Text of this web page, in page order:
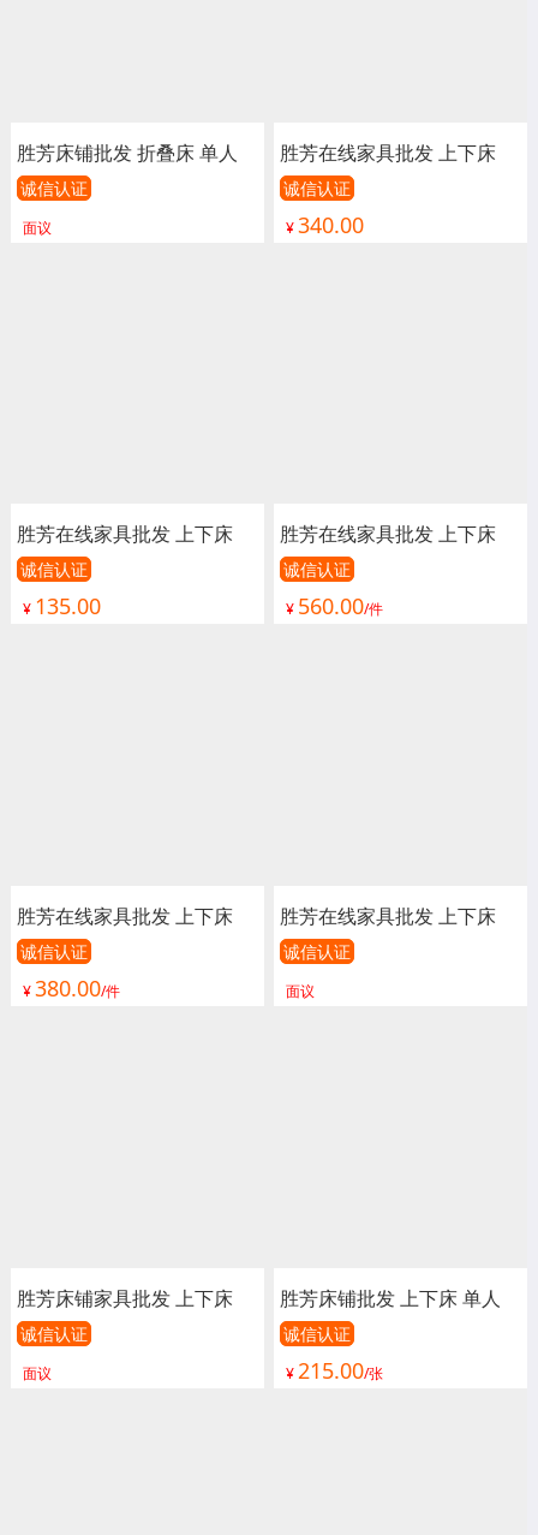
胜芳床铺批发 折叠床 单人
床 双人床 高低床 午休床 行
军床 简易床 铁质板床 板床
诚信认证
面议
胜芳在线家具批发 上下床
单人床 双人床 童床 公寓床
连体床 铁床 双层 上下铺 高
诚信认证
¥340.00
胜芳在线家具批发 上下床
单人床 双人床 童床 公寓床
连体床 铁床 双层 上下铺 高
诚信认证
¥ 135.00
胜芳在线家具批发 上下床
单人床 双人床 童床 公寓床
连体床 铁床 双层 上下铺 高
诚信认证
¥ 560.00/件
胜芳在线家具批发 上下床
单人床 双人床 童床 公寓床
连体床 铁床 双层 上下铺 高
诚信认证
¥380.00/件
胜芳在线家具批发 上下床
单人床 双人床 童床 公寓床
连体床 铁床 双层 上下铺 高
诚信认证
面议
胜芳床铺家具批发 上下床
单人床 双人床 童床 公寓床
连体床 铁床 双层 上下铺 高
诚信认证
面议
胜芳床铺批发 上下床 单人
床 双人床 童床 公寓床 连体
床 铁床 双层 上下铺 高低床
诚信认证
¥215.00/张